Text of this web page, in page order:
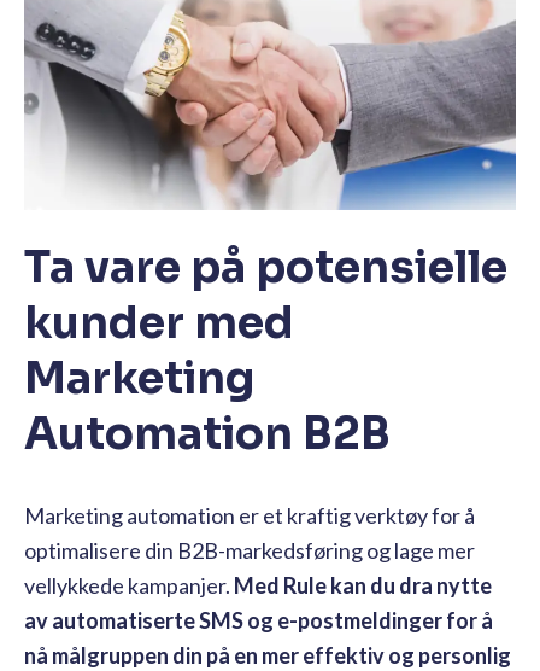
Ta vare på potensielle
kunder med
Marketing
Automation B2B
Marketing automation er et kraftig verktøy for å
optimalisere din B2B-markedsføring og lage mer
vellykkede kampanjer. Med Rule kan du dra nytte
av automatiserte SMS og e-postmeldinger for å
nå målgruppen din på en mer effektiv og personlig